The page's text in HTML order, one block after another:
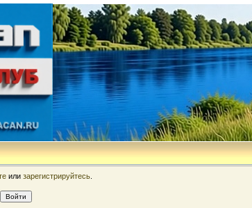
или зарегистрируйтесь